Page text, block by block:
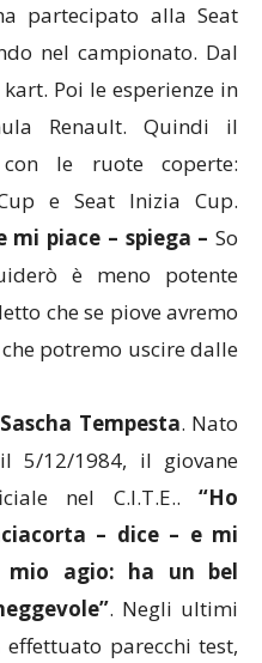
partecipato alla Seat
nel campionato. Dal
Poi le esperienze in
Renault. Quindi il
le ruote coperte:
e Seat Inizia Cup.
piace – spiega – So
è meno potente
che se piove avremo
potremo uscire dalle
Sascha Tempesta. Nato
5/12/1984, il giovane
nel C.I.T.E.. “Ho
– dice – e mi
agio: ha un bel
. Negli ultimi
parecchi test,